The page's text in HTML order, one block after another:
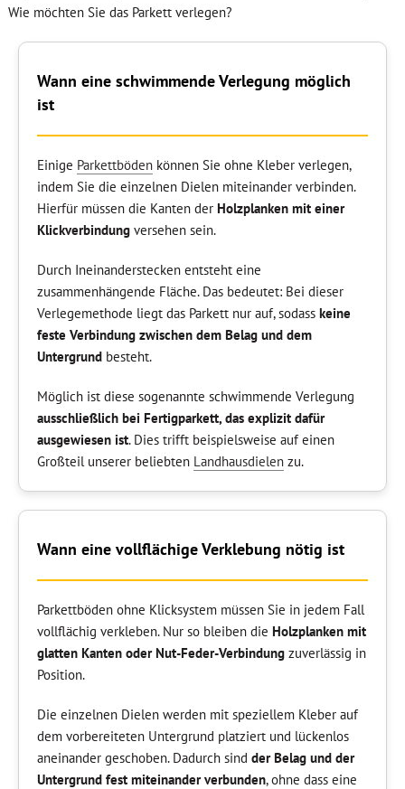
Wie möchten Sie das Parkett verlegen?
Wann eine schwimmende Verlegung möglich
ist
Einige Parkettbödenkönnen Sie ohne Kleber verlegen,
indem Sie die einzelnen Dielen miteinander verbinden.
Hierfür müssen die Kanten der Holzplanken mit einer
Klickverbindungversehen sein.
Durch Ineinanderstecken entsteht eine
zusammenhängende Fläche. Das bedeutet: Bei dieser
Verlegemethode liegt das Parkett nur auf, sodass keine
feste Verbindung zwischen dem Belag und dem
Untergrundbesteht.
Möglich ist diese sogenannte schwimmende Verlegung
ausschließlich bei Fertigparkett, das explizit dafür
ausgewiesen ist. Dies trifft beispielsweise auf einen
Großteil unserer beliebten Landhausdielenzu.
Wann eine vollflächige Verklebung nötig ist
Parkettböden ohne Klicksystem müssen Sie in jedem Fall
vollflächig verkleben. Nur so bleiben die Holzplanken mit
glatten Kanten oder Nut-Feder-Verbindungzuverlässig in
Position.
Die einzelnen Dielen werden mit speziellem Kleber auf
dem vorbereiteten Untergrund platziert und lückenlos
aneinander geschoben. Dadurch sind der Belag und der
Untergrund fest miteinander verbunden, ohne dass eine